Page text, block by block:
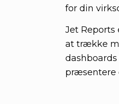
for din
Jet
at trække
præsentere